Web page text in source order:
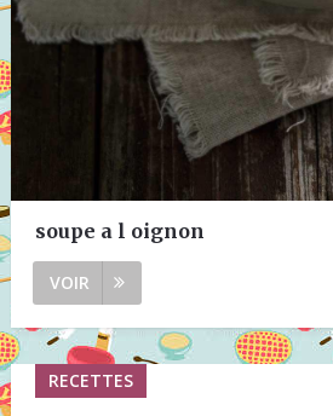
soupe a l oignon
VOIR
RECETTES